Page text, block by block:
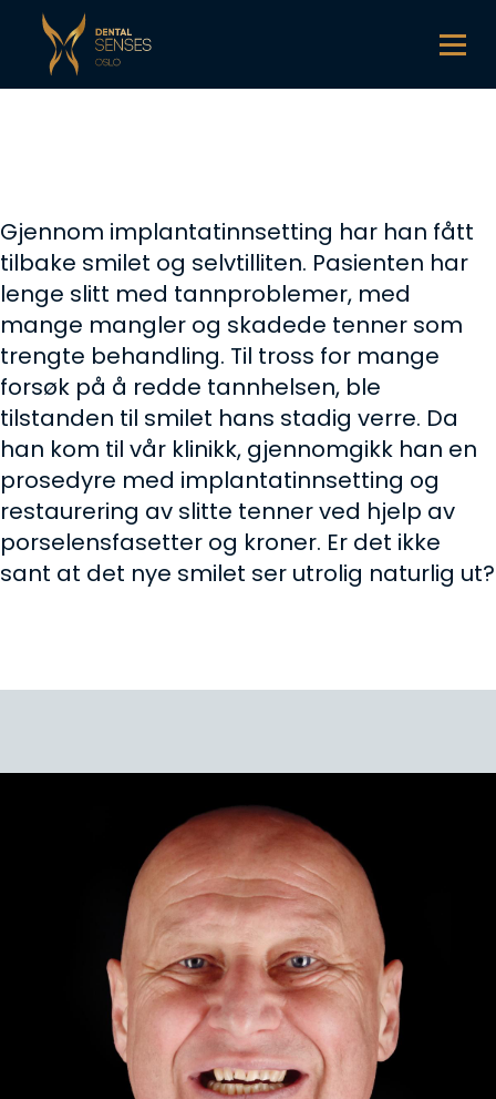
Gjennom implantatinnsetting har han fått
tilbake smilet og selvtilliten. Pasienten har
lenge slitt med tannproblemer, med
mange mangler og skadede tenner som
trengte behandling. Til tross for mange
forsøk på å redde tannhelsen, ble
tilstanden til smilet hans stadig verre. Da
han kom til vår klinikk, gjennomgikk han en
prosedyre med implantatinnsetting og
restaurering av slitte tenner ved hjelp av
porselensfasetter og kroner. Er det ikke
sant at det nye smilet ser utrolig naturlig ut?